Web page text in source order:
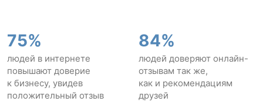
75%
людей в интернете
повышают доверие
к бизнесу, увидев
положительный отзыв
84%
людей доверяют онлайн-
отзывам так же,
как и рекомендациям
друзей